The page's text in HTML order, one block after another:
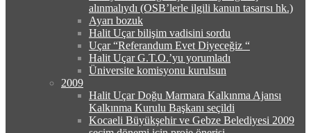
alınmalıydı (OSB’lerle ilgili kanun tasarısı hk.)
Ayarı bozuk
Halit Uçar bilişim vadisini sordu
Uçar “Referandum Evet Diyeceğiz “
Halit Uçar G.T.O.’yu yorumladı
Üniversite komisyonu kurulsun
2009
Halit Uçar Doğu Marmara Kalkınma Ajansı
Kalkınma Kurulu Başkanı seçildi
Kocaeli Büyükşehir ve Gebze Belediyesi 2009